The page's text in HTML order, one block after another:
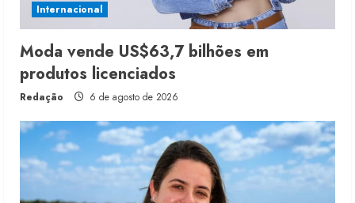
Internacional
Moda vende US$63,7 bilhões em
produtos licenciados
Redação 6 de agosto de 2026